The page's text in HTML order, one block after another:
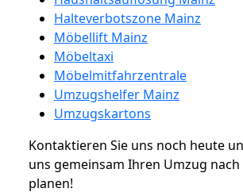
Halteverbotszone Mainz
Möbellift Mainz
Möbeltaxi
Möbelmitfahrzentrale
Umzugshelfer Mainz
Umzugskartons
Kontaktieren Sie uns noch heute
uns gemeinsam Ihren Umzug
planen!